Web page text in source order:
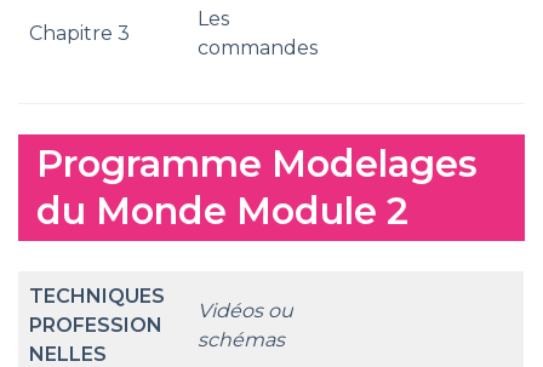
Chapitre 3
Les
commandes
Programme Modelages
du Monde Module 2
TECHNIQUES
PROFESSION
NELLES
Vidéos ou
schémas